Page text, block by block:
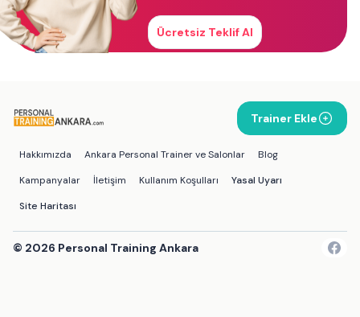
Ücretsiz Teklif Al
Trainer Ekle
Hakkımızda Ankara Personal Trainer ve Salonlar
Blog
Kampanyalar
İletişim Kullanım Koşulları
Yasal Uyarı
Site Haritası
© 2026 Personal Training Ankara